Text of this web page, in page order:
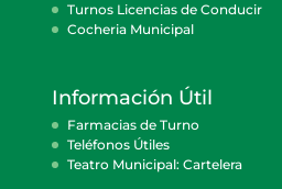
Turnos Licencias de Conducir
Cocheria Municipal
Información Útil
Farmacias de Turno
Teléfonos Útiles
Teatro Municipal: Cartelera